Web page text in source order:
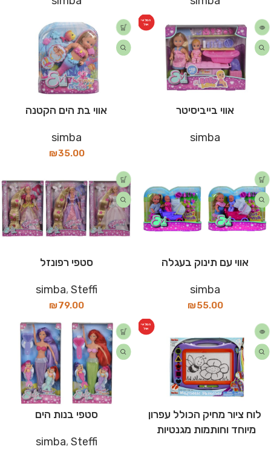
המלאי
אזל
אווי בייביסיטר
simba
אווי בת הים הקטנה
simba
₪35.00
אווי עם תינוק בעגלה
simba
₪55.00
סטפי רפונזל
simba,Steffi
₪79.00
המלאי
אזל
לוח ציור מחיק הכולל עפרון
מיוחד וחותמות מגנטיות
סטפי בנות הים
simba,Steffi